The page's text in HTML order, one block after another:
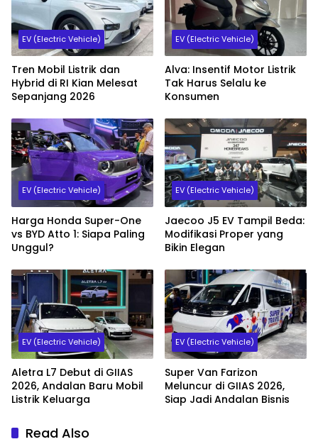
EV (Electric Vehicle)
Tren Mobil Listrik dan
Hybrid di RI Kian Melesat
Sepanjang 2026
EV (Electric Vehicle)
Alva: Insentif Motor Listrik
Tak Harus Selalu ke
Konsumen
EV (Electric Vehicle)
Harga Honda Super-One
vs BYD Atto 1: Siapa Paling
Unggul?
EV (Electric Vehicle)
Jaecoo J5 EV Tampil Beda:
Modifikasi Proper yang
Bikin Elegan
EV (Electric Vehicle)
Aletra L7 Debut di GIIAS
2026, Andalan Baru Mobil
Listrik Keluarga
EV (Electric Vehicle)
Super Van Farizon
Meluncur di GIIAS 2026,
Siap Jadi Andalan Bisnis
Read Also